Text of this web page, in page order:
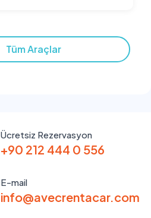
Tüm Araçlar
Ücretsiz Rezervasyon
+90 212 444 0 556
E-mail
info@avecrentacar.com